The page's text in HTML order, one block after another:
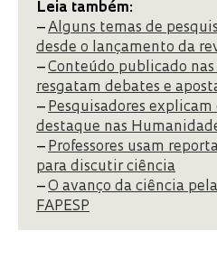
Leia também:
–Alguns temas de
desde o lançamento da
–Conteúdo publicado
resgatam debates e
– Pesquisadores explicam
destaque nas
– Professores usam
para discutir ciência
–O avanço da ciência
FAPESP